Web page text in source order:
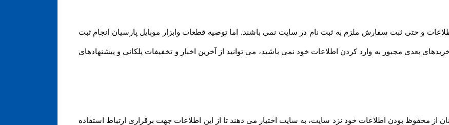
و حتی ثبت سفارش ملزم به ثبت نام در سایت نمی باشند. اما توصیه قطعات وابزار موبایل پارسیان انجام ثبت
بعدی مجبور به وارد کردن اطلاعات خود نمی باشید، می توانید از آخرین اخبار و تخفیفات پلکانی و پیشنهادهای
از محفوظ بودن اطلاعات خود نزد سایت، به سایت اختیار می دهند تا از این اطلاعات جهت برقراری ارتباط استفاده